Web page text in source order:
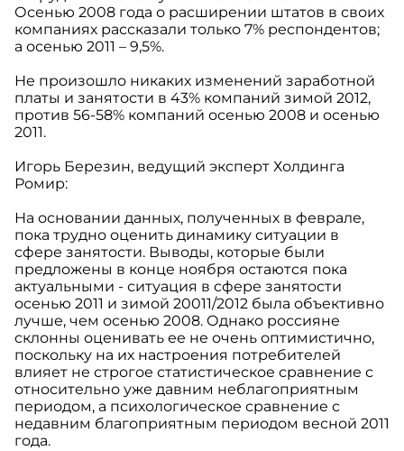
Осенью 2008 года о расширении штатов в своих
компаниях рассказали только 7% респондентов;
а осенью 2011 – 9,5%.
Не произошло никаких изменений заработной
платы и занятости в 43% компаний зимой 2012,
против 56-58% компаний осенью 2008 и осенью
2011.
Игорь Березин, ведущий эксперт Холдинга
Ромир:
На основании данных, полученных в феврале,
пока трудно оценить динамику ситуации в
сфере занятости. Выводы, которые были
предложены в конце ноября остаются пока
актуальными - ситуация в сфере занятости
осенью 2011 и зимой 20011/2012 была объективно
лучше, чем осенью 2008. Однако россияне
склонны оценивать ее не очень оптимистично,
поскольку на их настроения потребителей
влияет не строгое статистическое сравнение с
относительно уже давним неблагоприятным
периодом, а психологическое сравнение с
недавним благоприятным периодом весной 2011
года.